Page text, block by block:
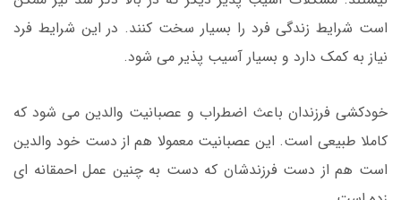
است شرایط زندگی فرد را بسیار سخت کنند. در این شرایط فرد
نیاز به کمک دارد و بسیار آسیب پذیر می شود.
خودکشی فرزندان باعث اضطراب و عصبانیت والدین می شود که
کاملا طبیعی است. این عصبانیت معمولا هم از دست خود والدین
است هم از دست فرزندشان که دست به چنین عمل احمقانه ای